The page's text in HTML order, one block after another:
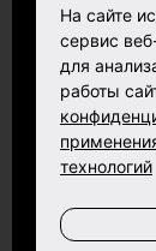
EMAIL:
ТЕЛ.:8
На сайте
сервис
для
работы
технологий